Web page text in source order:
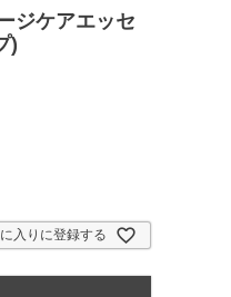
ジケアエッセ
)
入りに登録する